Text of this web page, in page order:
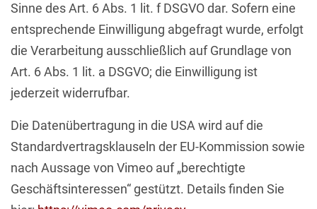
Sinne des Art. 6 Abs. 1 lit. f DSGVO dar. Sofern eine
entsprechende Einwilligung abgefragt wurde, erfolgt
die Verarbeitung ausschließlich auf Grundlage von
Art. 6 Abs. 1 lit. a DSGVO; die Einwilligung ist
jederzeit widerrufbar.
Die Datenübertragung in die USA wird auf die
Standardvertragsklauseln der EU-Kommission sowie
nach Aussage von Vimeo auf „berechtigte
Geschäftsinteressen“ gestützt. Details finden Sie